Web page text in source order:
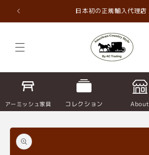
ンツに
進む
日本初の正規輸入代理店
アーミッシュ家具 コレクション About
商品情
報にス
キップ